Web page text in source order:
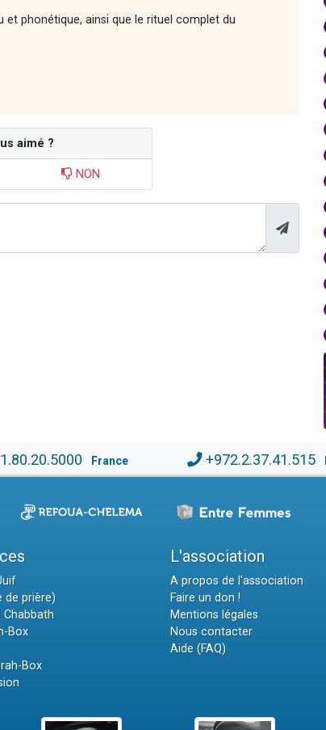
et phonétique, ainsi que le rituel complet du
aimé ?
NON
France +972.2.37.41.515
de prière)
Chabbath
Box
Box
L'association
A propos de l'association
Faire un don !
Mentions légales
Nous contacter
Aide (FAQ)